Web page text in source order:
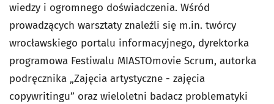
wiedzy i ogromnego doświadczenia. Wśród
prowadzących warsztaty znaleźli się m.in. twórcy
wrocławskiego portalu informacyjnego, dyrektorka
programowa Festiwalu MIASTOmovie Scrum, autorka
podręcznika „Zajęcia artystyczne - zajęcia
copywritingu” oraz wieloletni badacz problematyki